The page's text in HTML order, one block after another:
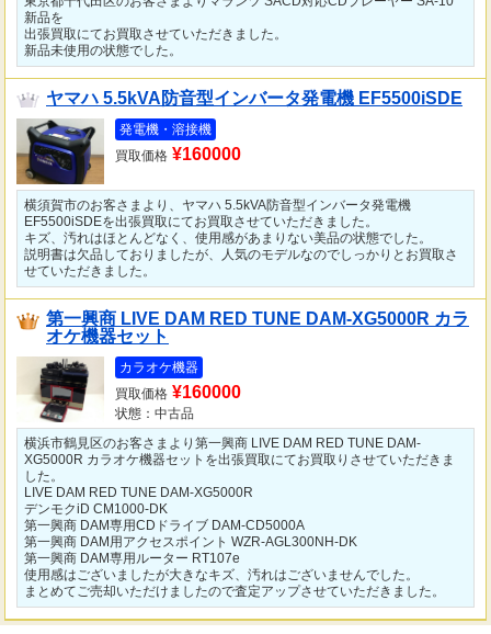
新品を
出張買取にてお買取させていただきました。
新品未使用の状態でした。
ヤマハ 5.5kVA防音型インバータ発電機 EF5500iSDE
発電機・溶接機
買取価格 ¥160000
横須賀市のお客さまより、ヤマハ 5.5kVA防音型インバータ発電機
EF5500iSDEを出張買取にてお買取させていただきました。
キズ、汚れはほとんどなく、使用感があまりない美品の状態でした。
説明書は欠品しておりましたが、人気のモデルなのでしっかりとお買取さ
せていただきました。
第一興商 LIVE DAM RED TUNE DAM-XG5000R カラ
オケ機器セット
カラオケ機器
買取価格 ¥160000
状態：中古品
横浜市鶴見区のお客さまより第一興商 LIVE DAM RED TUNE DAM-
XG5000R カラオケ機器セットを出張買取にてお買取りさせていただきま
した。
LIVE DAM RED TUNE DAM-XG5000R
デンモクiD CM1000-DK
第一興商 DAM専用CDドライブ DAM-CD5000A
第一興商 DAM用アクセスポイント WZR-AGL300NH-DK
第一興商 DAM専用ルーター RT107e
使用感はございましたが大きなキズ、汚れはございませんでした。
まとめてご売却いただけましたので査定アップさせていただきました。